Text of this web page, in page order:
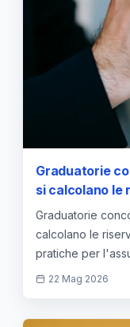
Graduatorie
si calcolano le
Graduatorie
calcolano le
pratiche per
22 Mag 2026